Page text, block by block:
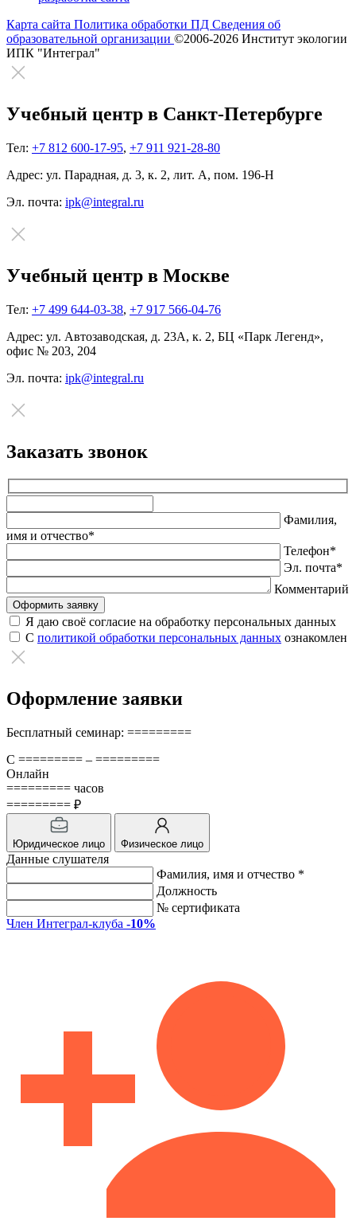
Карта сайта Политика обработки ПД Сведения об
образовательной организации ©2006-2026 Институт экологии
ИПК "Интеграл"
Учебный центр в Санкт-Петербурге
Тел: +7 812 600-17-95, +7 911 921-28-80
Адрес: ул. Парадная, д. 3, к. 2, лит. А, пом. 196-Н
Эл. почта: ipk@integral.ru
Учебный центр в Москве
Тел: +7 499 644-03-38, +7 917 566-04-76
Адрес: ул. Автозаводская, д. 23А, к. 2, БЦ «Парк Легенд»,
офис № 203, 204
Эл. почта: ipk@integral.ru
Заказать звонок
это
поле
пустым.
Фамилия,
имя и отчество*
Телефон*
Эл. почта*
Комментарий
Я даю своё согласие на обработку персональных данных
С политикой обработки персональных данных ознакомлен
Оформление заявки
Бесплатный семинар: =========
С ========= – =========
Онлайн
========= часов
========= ₽
Юридическое лицо Физическое лицо
Данные слушателя
Фамилия, имя и отчество *
Должность
№ сертификата
Член Интеграл-клуба -10%